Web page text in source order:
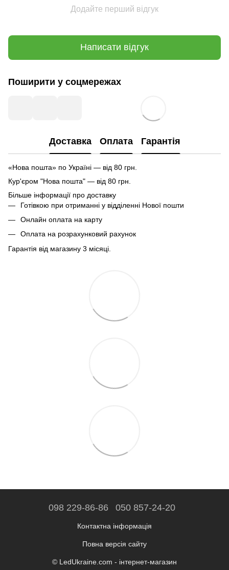
Додайте перший відгук
Написати відгук
Поширити у соцмережах
Доставка Оплата Гарантія
«Нова пошта» по Україні — від 80 грн.
Кур'єром "Нова пошта" — від 80 грн.
Більше інформації про доставку
Готівкою при отриманні у відділенні Нової пошти
Онлайн оплата на карту
Оплата на розрахунковий рахунок
Гарантія від магазину 3 місяці.
098 229-86-86 050 857-24-20
Контактна інформація
Повна версія сайту
© LedUkraine.com - інтернет-магазин